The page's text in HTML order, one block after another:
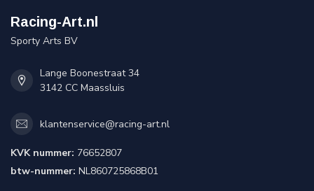
Racing-Art.nl
Sporty Arts BV
Lange Boonestraat 34
3142 CC Maassluis
klantenservice@racing-art.nl
KVK nummer: 76652807
btw-nummer: NL860725868B01